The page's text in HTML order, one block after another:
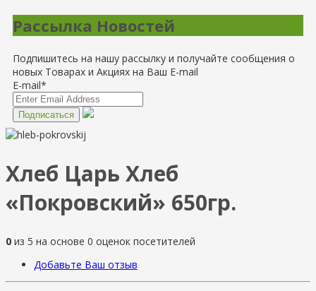
Рассылка Новостей
Подпишитесь на нашу рассылку и получайте сообщения о
новых Товарах и Акциях на Ваш E-mail
E-mail*
Хлеб Царь Хлеб
«Покровский» 650гр.
0 из 5 на основе 0 оценок посетителей
Добавьте Ваш отзыв